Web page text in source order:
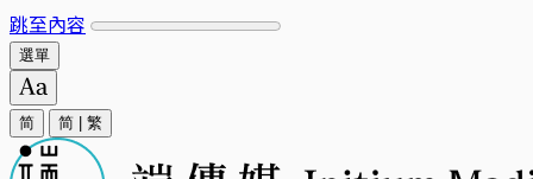
跳至內容
選單
简 简 繁